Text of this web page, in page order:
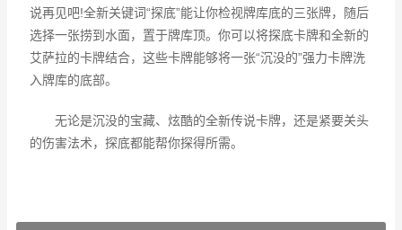
说再见吧!全新关键词“探底”能让你检视牌库底的三张牌，随后
选择一张捞到水面，置于牌库顶。你可以将探底卡牌和全新的
艾萨拉的卡牌结合，这些卡牌能够将一张“沉没的”强力卡牌洗
入牌库的底部。
无论是沉没的宝藏、炫酷的全新传说卡牌，还是紧要关头
的伤害法术，探底都能帮你探得所需。